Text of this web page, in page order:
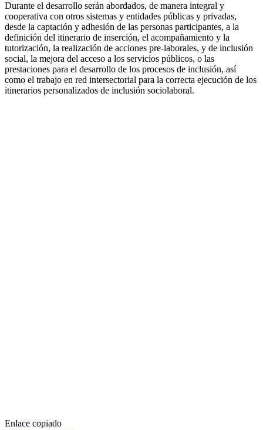
Durante el desarrollo serán abordados, de manera integral y
cooperativa con otros sistemas y entidades públicas y privadas,
desde la captación y adhesión de las personas participantes, a la
definición del itinerario de inserción, el acompañamiento y la
tutorización, la realización de acciones pre-laborales, y de inclusión
social, la mejora del acceso a los servicios públicos, o las
prestaciones para el desarrollo de los procesos de inclusión, así
como el trabajo en red intersectorial para la correcta ejecución de los
itinerarios personalizados de inclusión sociolaboral.
Enlace copiado